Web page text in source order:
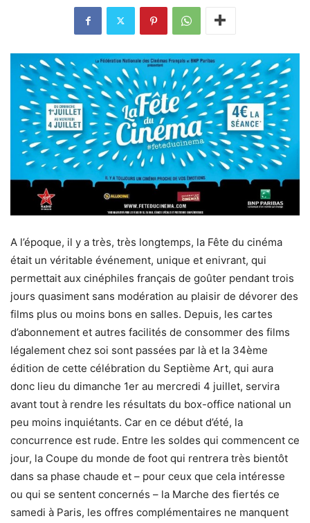
A l’époque, il y a très, très longtemps, la Fête du cinéma
était un véritable événement, unique et enivrant, qui
permettait aux cinéphiles français de goûter pendant trois
jours quasiment sans modération au plaisir de dévorer des
films plus ou moins bons en salles. Depuis, les cartes
d’abonnement et autres facilités de consommer des films
légalement chez soi sont passées par là et la 34ème
édition de cette célébration du Septième Art, qui aura
donc lieu du dimanche 1er au mercredi 4 juillet, servira
avant tout à rendre les résultats du box-office national un
peu moins inquiétants. Car en ce début d’été, la
concurrence est rude. Entre les soldes qui commencent ce
jour, la Coupe du monde de foot qui rentrera très bientôt
dans sa phase chaude et – pour ceux que cela intéresse
ou qui se sentent concernés – la Marche des fiertés ce
samedi à Paris, les offres complémentaires ne manquent